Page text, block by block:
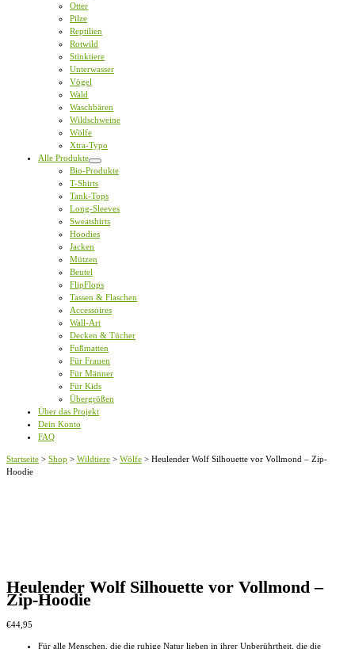
Otter
Pilze
Reptilien
Rotwild
Stinktiere
Unterwasser
Vögel
Wald
Waschbären
Wildschweine
Wölfe
Xtra-Typo
Alle Produkte
Bio-Produkte
T-Shirts
Tank-Tops
Long-Sleeves
Sweatshirts
Hoodies
Jacken
Mützen
Beutel
FlipFlops
Tassen & Flaschen
Accessoires
Wall-Art
Decken & Tücher
Fußmatten
Für Frauen
Für Männer
Für Kids
Übergrößen
Über das Projekt
Dein Konto
FAQ
Startseite > Shop > Wildtiere > Wölfe > Heulender Wolf Silhouette vor Vollmond – Zip-
Hoodie
Heulender Wolf Silhouette vor Vollmond –
Zip-Hoodie
€44,95
Für alle Menschen, die die ruhige Natur lieben in ihrer Unberührtheit, die die